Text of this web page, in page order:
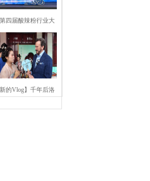
四届酸辣粉行业大
在河南开封举行
新的Vlog】千年后洛